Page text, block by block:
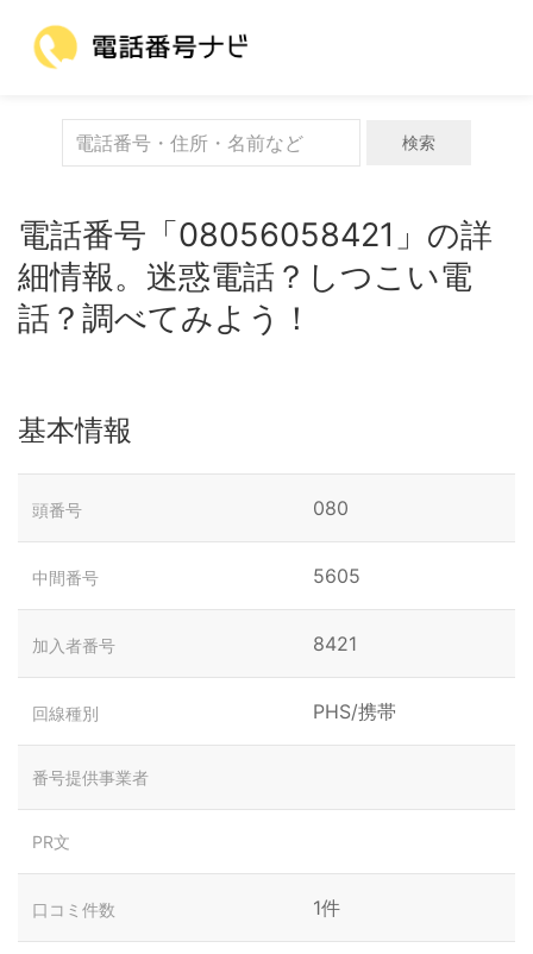
検索
電話番号「08056058421」の詳
細情報。迷惑電話？しつこい電
話？調べてみよう！
基本情報
頭番号 080
中間番号 5605
加入者番号 8421
回線種別 PHS/携帯
番号提供事業者
PR文
口コミ件数 1件